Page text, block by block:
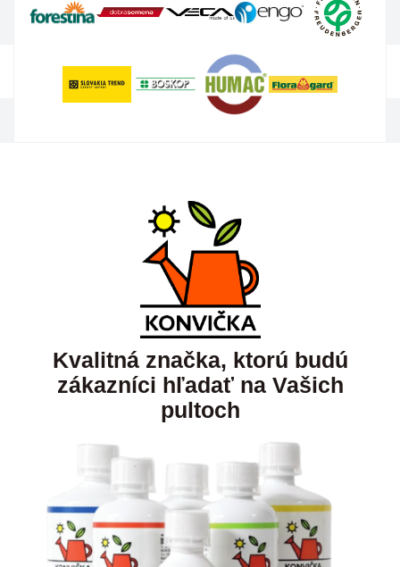
Kvalitná značka, ktorú budú
zákazníci hľadať na Vašich
pultoch